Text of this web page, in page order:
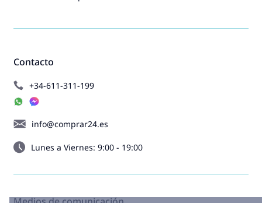
Contacto
+34-611-311-199
info@comprar24.es
Lunes a Viernes: 9:00 - 19:00